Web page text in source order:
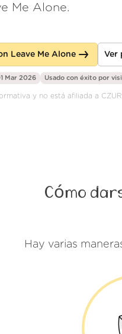
Me Alone.
Leave Me Alone Ver
Mar 2026 Usado con éxito por
y no está afiliada a
Cómo
Hay varias